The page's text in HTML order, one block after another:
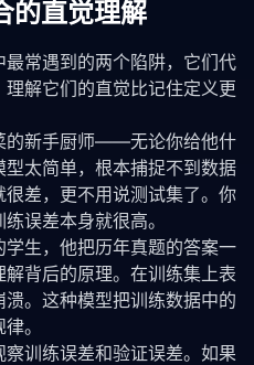
的直觉理解
常遇到的两个陷阱，它们代
解它们的直觉比记住定义更
的新手厨师——无论你给他什
太简单，根本捕捉不到数据
差，更不用说测试集了。你
误差本身就很高。
生，他把历年真题的答案一
背后的原理。在训练集上表
。这种模型把训练数据中的
。
训练误差和验证误差。如果